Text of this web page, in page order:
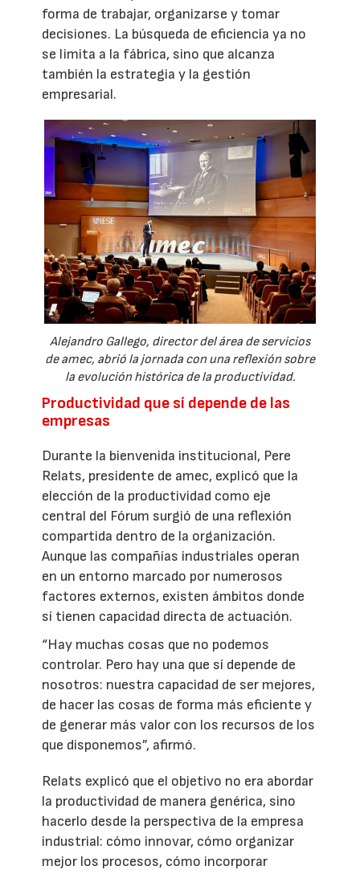
forma de trabajar, organizarse y tomar
decisiones. La búsqueda de eficiencia ya no
se limita a la fábrica, sino que alcanza
también la estrategia y la gestión
empresarial.
Alejandro Gallego, director del área de servicios
de amec, abrió la jornada con una reflexión sobre
la evolución histórica de la productividad.
Productividad que sí depende de las
empresas
Durante la bienvenida institucional, Pere
Relats, presidente de amec, explicó que la
elección de la productividad como eje
central del Fórum surgió de una reflexión
compartida dentro de la organización.
Aunque las compañías industriales operan
en un entorno marcado por numerosos
factores externos, existen ámbitos donde
sí tienen capacidad directa de actuación.
“Hay muchas cosas que no podemos
controlar. Pero hay una que sí depende de
nosotros: nuestra capacidad de ser mejores,
de hacer las cosas de forma más eficiente y
de generar más valor con los recursos de los
que disponemos”, afirmó.
Relats explicó que el objetivo no era abordar
la productividad de manera genérica, sino
hacerlo desde la perspectiva de la empresa
industrial: cómo innovar, cómo organizar
mejor los procesos, cómo incorporar